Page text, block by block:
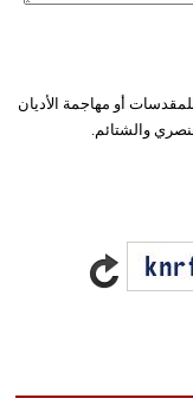
أو مهاجمة الأديان
والشتائم.